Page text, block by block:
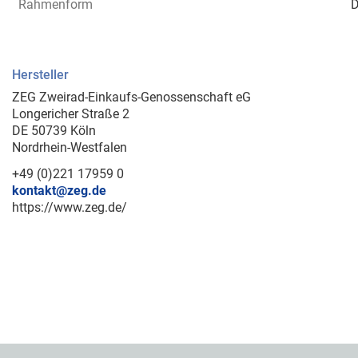
Rahmenform
Hersteller
ZEG Zweirad-Einkaufs-Genossenschaft eG
Longericher Straße 2
DE 50739 Köln
Nordrhein-Westfalen
+49 (0)221 17959 0
kontakt@zeg.de
https://www.zeg.de/